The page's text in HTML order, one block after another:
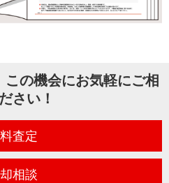
の機会にお気軽にご相
さい！
査定
相談